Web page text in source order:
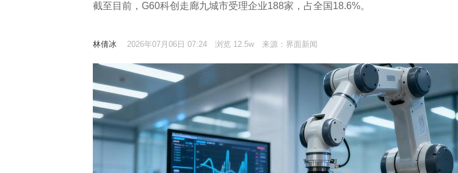
截至目前，G60科创走廊九城市受理企业188家，占全国18.6%。
林倩冰 2026年07月06日 07:24 浏览 12.5w 来源：界面新闻